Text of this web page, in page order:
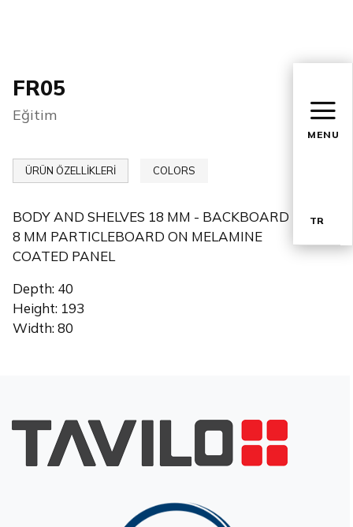
MENU
TR
FR05
Eğitim
ÜRÜN ÖZELLİKLERİ COLORS
BODY AND SHELVES 18 MM - BACKBOARD
8 MM PARTICLEBOARD ON MELAMINE
COATED PANEL
Depth: 40
Height: 193
Width: 80